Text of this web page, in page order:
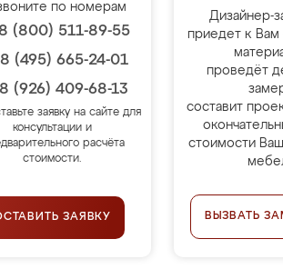
по номерам
(800) 511-89-55
8 (495) 665-24-01
8 (926) 409-68-13
заявку на сайте для
консультации и
расчёта
стоимости.
ЗАЯВКУ
Дизайнер-
приедет к Вам
проведёт
составит
стоимости
ВЫЗВАТЬ